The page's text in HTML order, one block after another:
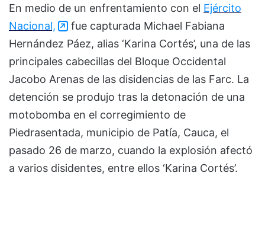
En medio de un enfrentamiento con el Ejército
Nacional,
fue capturada Michael Fabiana
Hernández Páez, alias ‘Karina Cortés’, una de las
principales cabecillas del Bloque Occidental
Jacobo Arenas de las disidencias de las Farc. La
detención se produjo tras la detonación de una
motobomba en el corregimiento de
Piedrasentada, municipio de Patía, Cauca, el
pasado 26 de marzo, cuando la explosión afectó
a varios disidentes, entre ellos ‘Karina Cortés’.